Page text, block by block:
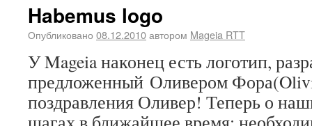
Habemus logo
Опубликовано 08.12.2010автором Mageia RTT
У Mageia наконец есть логотип,
предложенный Оливером
поздравления Оливер! Теперь о